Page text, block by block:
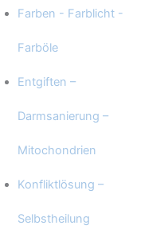
Farben - Farblicht -
Farböle
Entgiften –
Darmsanierung –
Mitochondrien
Konfliktlösung –
Selbstheilung